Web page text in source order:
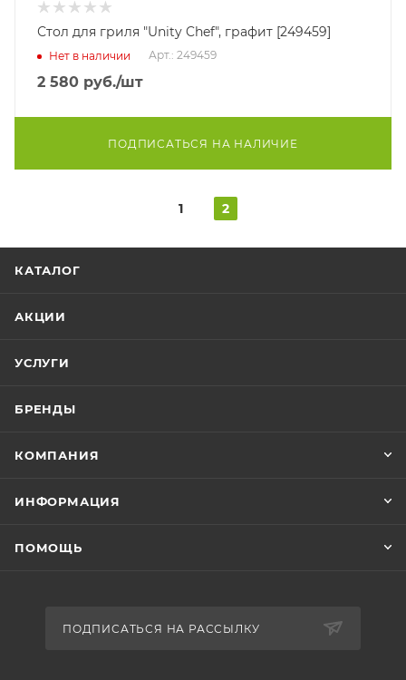
Стол для гриля "Unity Chef", графит [249459]
Нет в наличии Арт.: 249459
2 580 руб./шт
ПОДПИСАТЬСЯ НА НАЛИЧИЕ
1 2
КАТАЛОГ
АКЦИИ
УСЛУГИ
БРЕНДЫ
КОМПАНИЯ
ИНФОРМАЦИЯ
ПОМОЩЬ
ПОДПИСАТЬСЯ НА РАССЫЛКУ